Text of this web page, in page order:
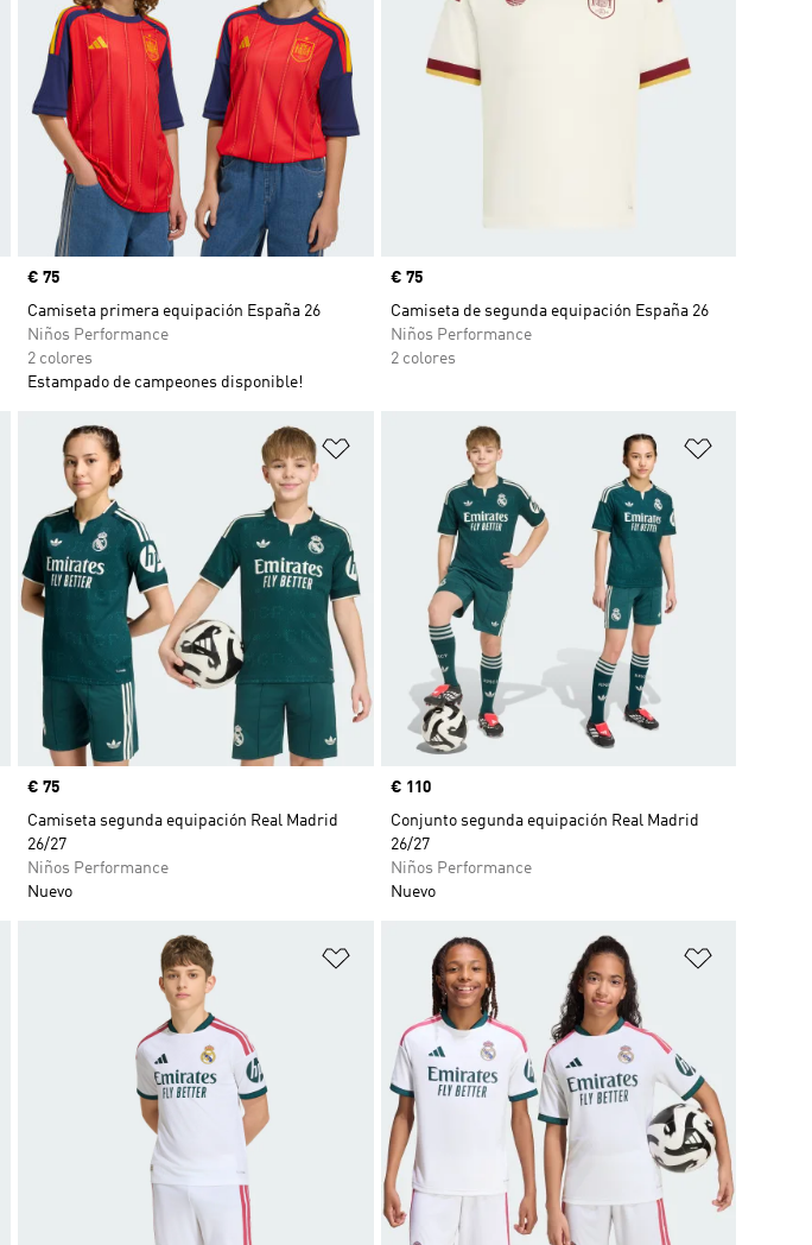
Precio
€ 75
Camiseta primera equipación España 26
Niños Performance
2 colores
Estampado de campeones disponible!
Precio
€ 75
Camiseta de segunda equipación España 26
Niños Performance
2 colores
Añadir a la lista de deseos Añadir a la lista de deseos
Precio
€ 75
Camiseta segunda equipación Real Madrid
26/27
Niños Performance
Nuevo
Precio
€ 110
Conjunto segunda equipación Real Madrid
26/27
Niños Performance
Nuevo
Añadir a la lista de deseos Añadir a la lista de deseos